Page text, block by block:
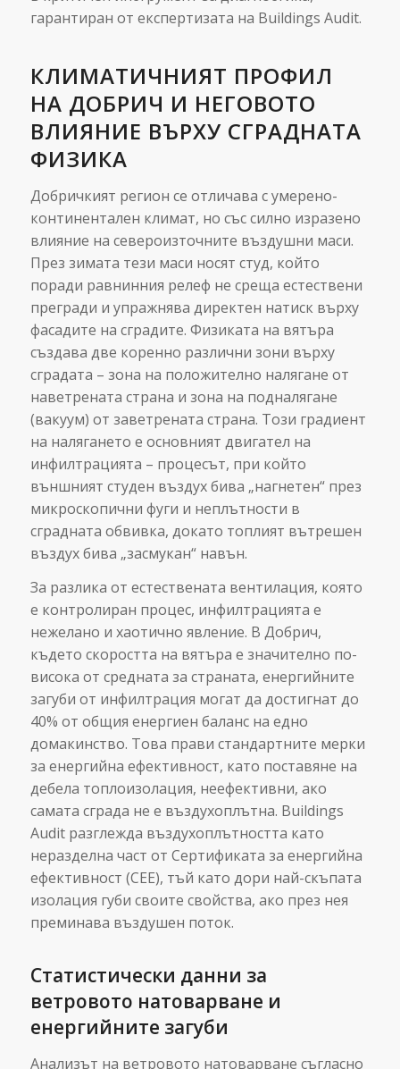
гарантиран от експертизата на Buildings Audit.
КЛИМАТИЧНИЯТ ПРОФИЛ
НА ДОБРИЧ И НЕГОВОТО
ВЛИЯНИЕ ВЪРХУ СГРАДНАТА
ФИЗИКА
Добричкият регион се отличава с умерено-
континентален климат, но със силно изразено
влияние на североизточните въздушни маси.
През зимата тези маси носят студ, който
поради равнинния релеф не среща естествени
прегради и упражнява директен натиск върху
фасадите на сградите. Физиката на вятъра
създава две коренно различни зони върху
сградата – зона на положително налягане от
наветрената страна и зона на подналягане
(вакуум) от заветрената страна. Този градиент
на налягането е основният двигател на
инфилтрацията – процесът, при който
външният студен въздух бива „нагнетен“ през
микроскопични фуги и неплътности в
сградната обвивка, докато топлият вътрешен
въздух бива „засмукан“ навън.
За разлика от естествената вентилация, която
е контролиран процес, инфилтрацията е
нежелано и хаотично явление. В Добрич,
където скоростта на вятъра е значително по-
висока от средната за страната, енергийните
загуби от инфилтрация могат да достигнат до
40% от общия енергиен баланс на едно
домакинство. Това прави стандартните мерки
за енергийна ефективност, като поставяне на
дебела топлоизолация, неефективни, ако
самата сграда не е въздухоплътна. Buildings
Audit разглежда въздухоплътността като
неразделна част от Сертификата за енергийна
ефективност (СЕЕ), тъй като дори най-скъпата
изолация губи своите свойства, ако през нея
преминава въздушен поток.
Статистически данни за
ветровото натоварване и
енергийните загуби
Анализът на ветровото натоварване съгласно